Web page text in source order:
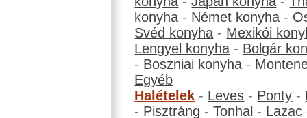
konyha - Német konyha -
Svéd konyha - Mexikói
Lengyel konyha - Bolgár
- Boszniai konyha -
Egyéb
Halételek - Leves - Ponty -
- Pisztráng -Tonhal - Lazac